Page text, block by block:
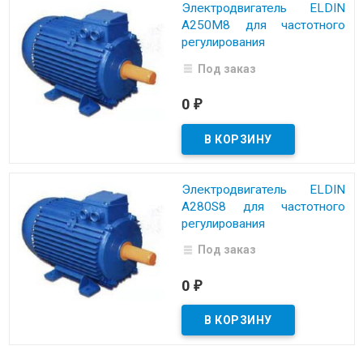
Электродвигатель ELDIN
A250M8 для частотного
регулирования
Под заказ
0 ₽
Электродвигатель ELDIN
A280S8 для частотного
регулирования
Под заказ
0 ₽